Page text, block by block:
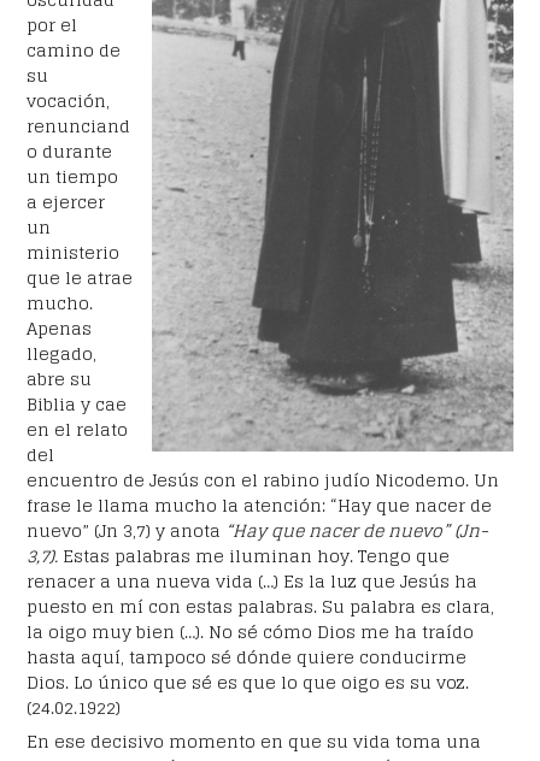
por el
camino de
su
vocación,
renunciand
o durante
un tiempo
a ejercer
un
ministerio
que le atrae
mucho.
Apenas
llegado,
abre su
Biblia y cae
en el relato
del
encuentro de Jesús con el rabino judío Nicodemo. Un
frase le llama mucho la atención: “Hay que nacer de
nuevo” (Jn 3,7) y anota “Hay que nacer de nuevo” (Jn-
3,7). Estas palabras me iluminan hoy. Tengo que
renacer a una nueva vida (…) Es la luz que Jesús ha
puesto en mí con estas palabras. Su palabra es clara,
la oigo muy bien (…). No sé cómo Dios me ha traído
hasta aquí, tampoco sé dónde quiere conducirme
Dios. Lo único que sé es que lo que oigo es su voz.
(24.02.1922)
En ese decisivo momento en que su vida toma una